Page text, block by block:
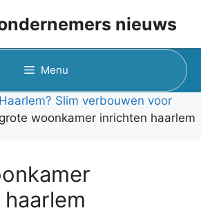
nieuws
Menu
Slim verbouwen voor
grote woonkamer inrichten haarlem